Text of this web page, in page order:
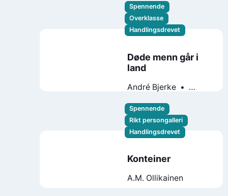
Spennende
Overklasse
Handlingsdrevet
Døde menn går i
land
André Bjerke
Strømdahl
Spennende
Rikt persongalleri
Handlingsdrevet
Konteiner
A.M. Ollikainen